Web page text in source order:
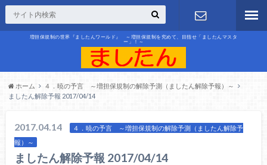
増担保規制の世界『ましたんワールド』 ～増担保規制を究めて、目指せ「ましたんマスタ
ー」！～
お問合せ
ホーム
４．暁の予言 ～増担保規制の解除予測（ましたん解除予報）～
ましたん解除予報 2017/04/14
2017.04.14
４．暁の予言 ～増担保規制の解除予測（ましたん解除予
報）～
ましたん解除予報 2017/04/14